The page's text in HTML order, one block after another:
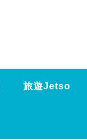
旅遊Jetso